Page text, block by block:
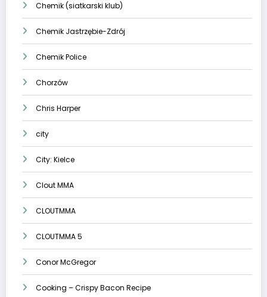
Chemik (siatkarski klub)
Chemik Jastrzębie-Zdrój
Chemik Police
Chorzów
Chris Harper
city
City: Kielce
Clout MMA
CLOUTMMA
CLOUTMMA 5
Conor McGregor
Cooking – Crispy Bacon Recipe